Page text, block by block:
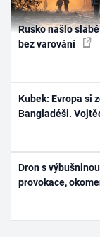
Rusko našlo
bez varování
Kubek: Evropa si
Bangladéši.
Dron s
provokace,